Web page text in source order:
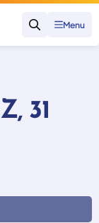
Zoeken
Menu
31